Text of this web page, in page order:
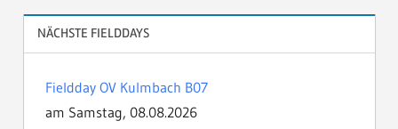
NÄCHSTE FIELDDAYS
Fieldday OV Kulmbach B07
am Samstag, 08.08.2026